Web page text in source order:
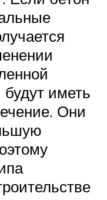
иметь
Они